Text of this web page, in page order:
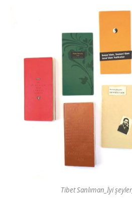
Tibet Sanlıman_İyi